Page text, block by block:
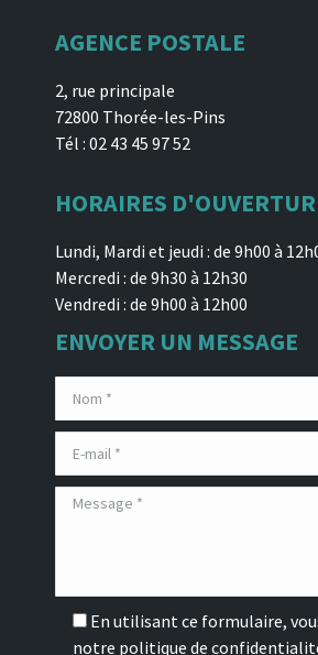
AGENCE POSTALE
2, rue principale
72800 Thorée-les-Pins
Tél : 02 43 45 97 52
HORAIRES
Lundi, Mardi et jeudi : de 9h00 à
Mercredi : de 9h30 à 12h30
Vendredi : de 9h00 à 12h00
ENVOYER UN MESSAGE
En utilisant ce formulaire,
notre politique de